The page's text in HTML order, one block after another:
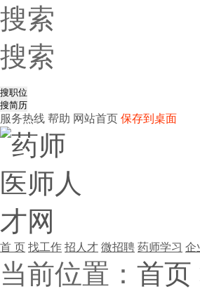
搜索
搜索
服务热线 帮助 网站首页 保存到桌面
首 页 找工作 招人才 微招聘 药师学习 企
当前位置： 首页